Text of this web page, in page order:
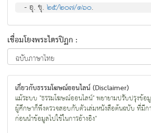
- อุ. ขุ.๒๕/๒๐๗/๑๖๐.
เชื่อมโยงพระไตรปิฏก :
เกี่ยวกับธรรมโฆษณ์ออนไลน์ (Disclaimer)
แม้ระบบ "ธรรมโฆษณ์ออนไลน์" พยายามปรับปรุงข้อ
ผู้ศึกษาก็พึงตรวจสอบกับตัวเล่มหนังสือต้นฉบับ ที่มีก
ก่อนนำข้อมูลไปใช้ในการอ้างอิง"